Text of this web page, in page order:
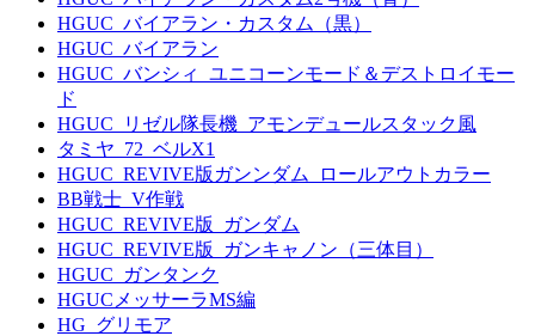
HGUC_バイアラン・カスタム（黒）
HGUC_バイアラン
HGUC_バンシィ_ユニコーンモード＆デストロイモー
ド
HGUC_リゼル隊長機_アモンデュールスタック風
タミヤ_72_ベルX1
HGUC_REVIVE版ガンンダム_ロールアウトカラー
BB戦士_V作戦
HGUC_REVIVE版_ガンダム
HGUC_REVIVE版_ガンキャノン（三体目）
HGUC_ガンタンク
HGUCメッサーラMS編
HG_グリモア